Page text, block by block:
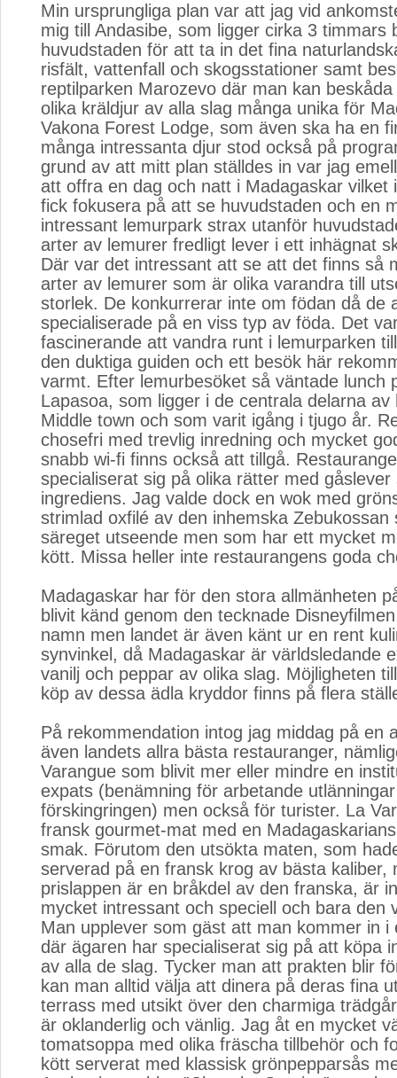
Min ursprungliga plan var att jag vid
mig till Andasibe, som ligger cirka 3 timmars
huvudstaden för att ta in det fina
risfält, vattenfall och skogsstationer samt
reptilparken Marozevo där man kan
olika kräldjur av alla slag många unika för
Vakona Forest Lodge, som även ska ha en
många intressanta djur stod också på
grund av att mitt plan ställdes in var jag
att offra en dag och natt i Madagaskar vilket
fick fokusera på att se huvudstaden och en
intressant lemurpark strax utanför
arter av lemurer fredligt lever i ett inhägnat
Där var det intressant att se att det finns så
arter av lemurer som är olika varandra till
storlek. De konkurrerar inte om födan då de
specialiserade på en viss typ av föda. Det
fascinerande att vandra runt i lemurparken
den duktiga guiden och ett besök här
varmt. Efter lemurbesöket så väntade lunch
Lapasoa, som ligger i de centrala delarna av
Middle town och som varit igång i tjugo år.
chosefri med trevlig inredning och mycket
snabb wi-fi finns också att tillgå.
specialiserat sig på olika rätter med gåslever
ingrediens. Jag valde dock en wok med
strimlad oxfilé av den inhemska Zebukossan
säreget utseende men som har ett mycket
kött. Missa heller inte restaurangens goda
Madagaskar har för den stora allmänheten
blivit känd genom den tecknade
namn men landet är även känt ur en rent
synvinkel, då Madagaskar är världsledande
vanilj och peppar av olika slag. Möjligheten
köp av dessa ädla kryddor finns på flera
På rekommendation intog jag middag på en
även landets allra bästa restauranger,
Varangue som blivit mer eller mindre en
expats (benämning för arbetande
förskingringen) men också för turister. La
fransk gourmet-mat med en
smak. Förutom den utsökta maten, som
serverad på en fransk krog av bästa kaliber,
prislappen är en bråkdel av den franska, är
mycket intressant och speciell och bara den
Man upplever som gäst att man kommer in i
där ägaren har specialiserat sig på att köpa
av alla de slag. Tycker man att prakten blir
kan man alltid välja att dinera på deras fina
terrass med utsikt över den charmiga
är oklanderlig och vänlig. Jag åt en mycket
tomatsoppa med olika fräscha tillbehör och
kött serverat med klassisk grönpepparsås